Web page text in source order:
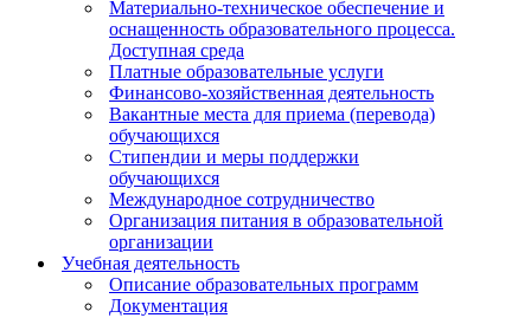
Материально-техническое обеспечение и
оснащенность образовательного процесса.
Доступная среда
Платные образовательные услуги
Финансово-хозяйственная деятельность
Вакантные места для приема (перевода)
обучающихся
Стипендии и меры поддержки
обучающихся
Международное сотрудничество
Организация питания в образовательной
организации
Учебная деятельность
Описание образовательных программ
Документация